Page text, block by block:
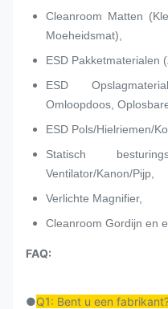
Cleanroom Matten
Moeheidsmat),
ESD Pakketmaterialen
ESD
Omloopdoos,
ESD Pols/Hielriemen/
Statisch
Ventilator/Kanon/Pijp,
Verlichte Magnifier,
Cleanroom Gordijn en
FAQ:
●Q1: Bent u een